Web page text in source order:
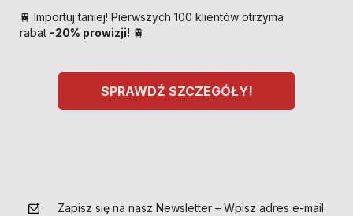
🚆 Importuj taniej! Pierwszych 100 klientów otrzyma
rabat -20% prowizji! 🚆
SPRAWDŹ SZCZEGÓŁY!
Zapisz się na nasz Newsletter – Wpisz adres e-mail